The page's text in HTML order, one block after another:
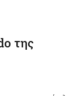
της